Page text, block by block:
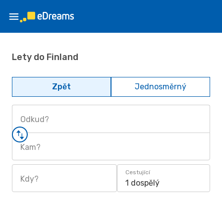
Lety do Finland
Zpět Jednosměrný
Odkud?
Kam?
Kdy?
Cestující
1 dospělý